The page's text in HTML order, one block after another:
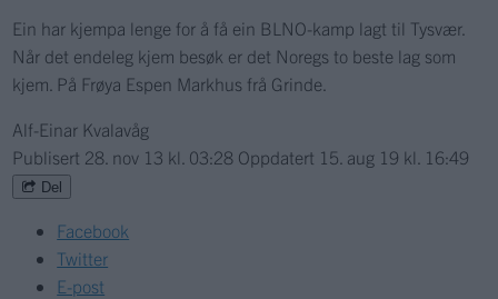
Ein har kjempa lenge for å få ein BLNO-kamp lagt til Tysvær.
Når det endeleg kjem besøk er det Noregs to beste lag som
kjem. På Frøya Espen Markhus frå Grinde.
Alf-Einar Kvalavåg
Publisert 28. nov 13 kl. 03:28 Oppdatert 15. aug 19 kl. 16:49
Del
Facebook
Twitter
E-post